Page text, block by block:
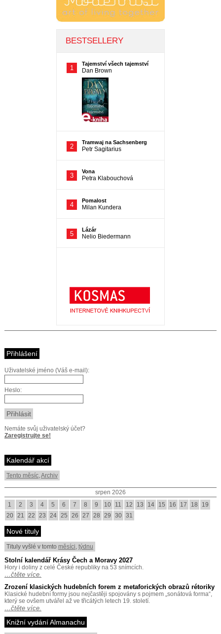
Přihlášení
Uživatelské jméno (Váš e-mail):
Heslo:
Nemáte svůj uživatelský účet?
Zaregistrujte se!
Kalendář akcí
Tento měsíc,Archiv
srpen 2026
1
2 3 4 5 6 7 8 9 10 11 12 13 14 15 16 17 18
19
20 21 22 23 24 25 26 27 28 29 30 31
Nové tituly
Tituly vyšlé v tomto měsíci, týdnu
Stolní kalendář Krásy Čech a Moravy 2027
Hory i doliny z celé České republiky na 53 snímcích.
…čtěte více.
Zrození klasických hudebních forem z metaforických obrazů rétoriky
Klasické hudební formy jsou nejčastěji spojovány s pojmem „sonátová forma“,
který se ovšem utvářel až ve třicátých letech 19. století.
…čtěte více.
Knižní vydání Almanachu